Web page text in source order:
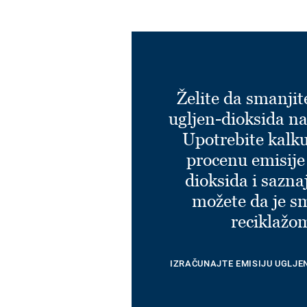
Eclipse GREEN 0054
Ref. 21020729
Eclipse GREY 0097
Ref. 21020097
Želite da
ugljen-dioksida
Upotrebite
procenu
dioksida i
možete da je
IZRAČUNAJTE EMISIJU